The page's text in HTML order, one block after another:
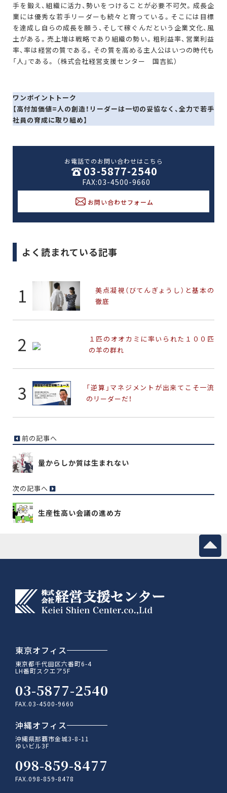
手を鍛え、組織に活力、勢いをつけることが必要不可欠。成長企
業には優秀な若手リーダーも続々と育っている。そこには目標
を達成し自らの成長を願う、そして稼ぐんだという企業文化、風
土がある。売上増は戦略であり組織の勢い。粗利益率、営業利益
率、率は経営の質である。その質を高める主人公はいつの時代も
「人」である。 （株式会社経営支援センター 国吉拡）
ワンポイントトーク
【高付加価値=人の創造！リーダーは一切の妥協なく、全力で若手
社員の育成に取り組め】
お電話でのお問い合わせはこちら
03-5877-2540
FAX:03-4500-9660
お問い合わせフォーム
よく読まれている記事
美点凝視（びてんぎょうし）と基本の
徹底
１匹のオオカミに率いられた１００匹
の羊の群れ
「逆算」マネジメントが出来てこそ一流
のリーダーだ！
前の記事へ
量からしか質は生まれない
次の記事へ
生産性高い会議の進め方
東京オフィス
東京都千代田区六番町6-4
LH番町スクエア5F
03-5877-2540
FAX.03-4500-9660
沖縄オフィス
沖縄県那覇市金城3-8-11
ゆいビル3F
098-859-8477
FAX.098-859-8478